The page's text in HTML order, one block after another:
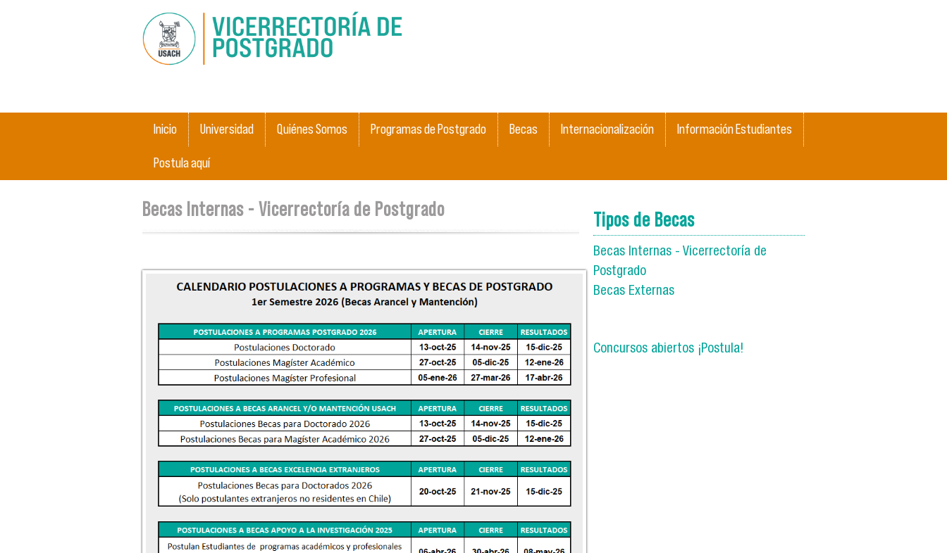
Menú principal
Inicio Universidad Quiénes Somos Programas de Postgrado Becas Internacionalización Información Estudiantes
Postula aquí
Se encuentra usted aquí
Becas Internas - Vicerrectoría de Postgrado
calendario_postulaciones_a_programas_y_becas_postgrado_2026-
Tipos de Becas
Becas Internas - Vicerrectoría de
Postgrado
Becas Externas
Concursos abiertos ¡Postula!